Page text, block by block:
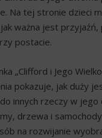
Na tej stronie dzieci
ważna jest
postacie.
„Clifford i Jego
pokazuje, jak duży
innych rzeczy w jego
drzewa i
na rozwijanie